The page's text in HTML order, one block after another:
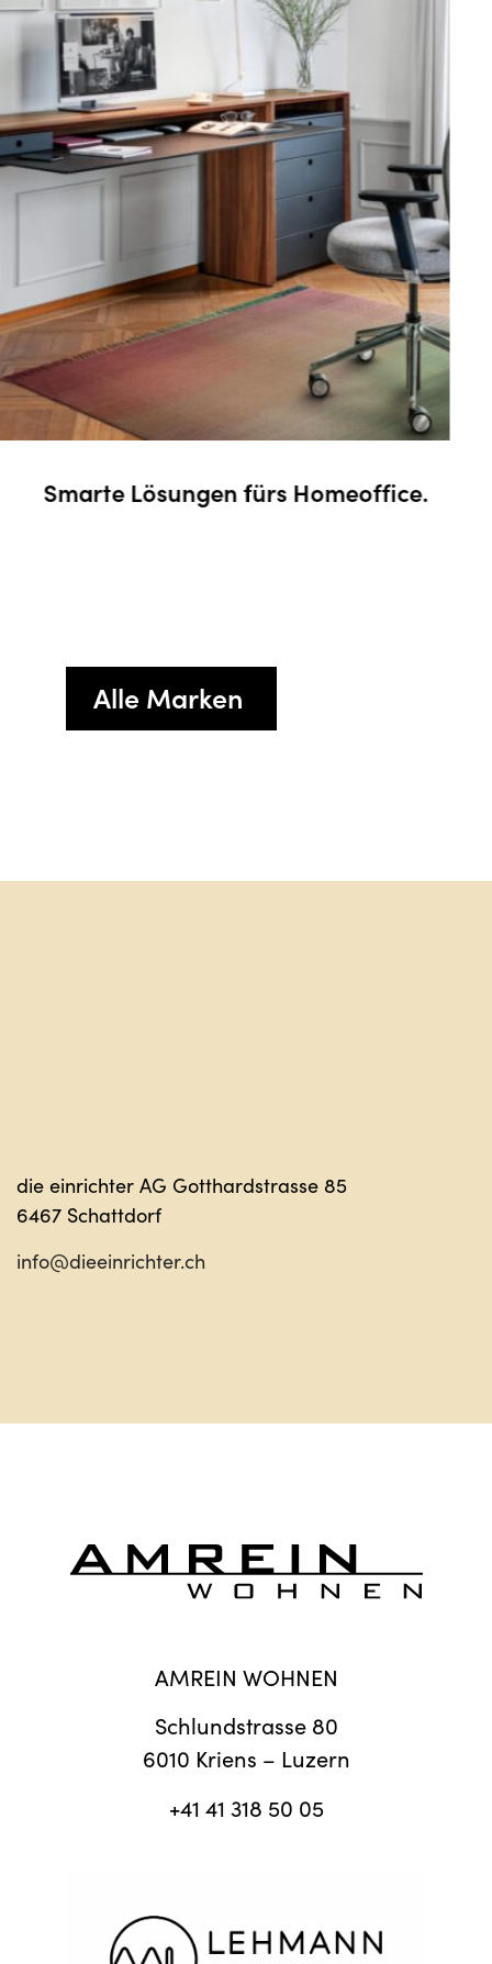
Erholsames Zuhause.
Alle Marken
die einrichter AG Gotthardstrasse 85
6467 Schattdorf
info@dieeinrichter.ch
AMREIN WOHNEN
Schlundstrasse 80
6010 Kriens – Luzern
+41 41 318 50 05